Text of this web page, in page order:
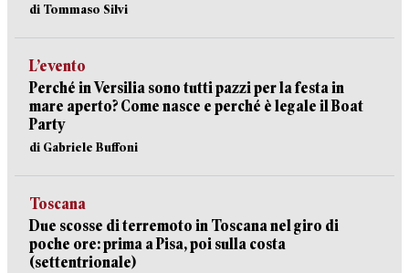
di Tommaso Silvi
L’evento
Perché in Versilia sono tutti pazzi per la festa in
mare aperto? Come nasce e perché è legale il Boat
Party
di Gabriele Buffoni
Toscana
Due scosse di terremoto in Toscana nel giro di
poche ore: prima a Pisa, poi sulla costa
(settentrionale)